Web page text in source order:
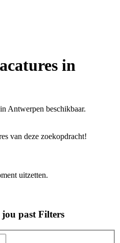
in
Antwerpen beschikbaar.
van deze zoekopdracht!
uitzetten.
past Filters